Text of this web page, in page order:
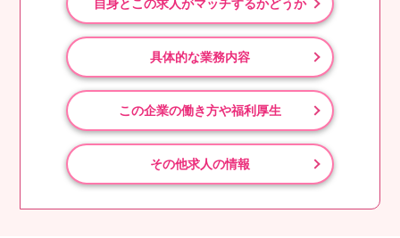
自身とこの求人がマッチするかどうか
具体的な業務内容
この企業の働き方や福利厚生
その他求人の情報